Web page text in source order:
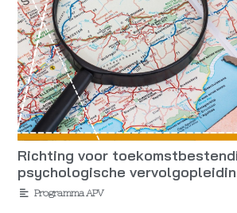
Richting voor
psychologische
Programma APV